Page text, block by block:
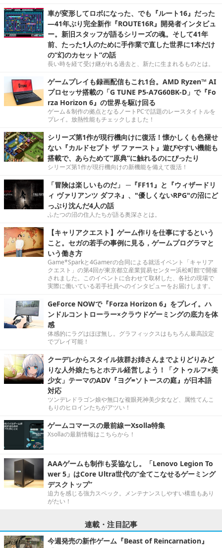
車が変形してロボになった、でも『ルート16』だった
―41年ぶり完全新作『ROUTE16R』開発者インタビュ
ー。新旧スタッフが語るシリーズの魂。そして41年
前、たった1人のために手作業で直した世界に1本だけ
の“幻のカセット”の話
長い時を経て受け継がれる過去と、新たに生まれるものとは。
ゲームプレイも録画配信もこれ1台。AMD Ryzen™ AI
プロセッサ搭載の「G TUNE P5-A7G60BK-D」で『Fo
rza Horizon 6』の世界を駆け回る
ゲーム＆制作の拠点となるノートPCで話題のレースタイトルを
プレイ。放熱性能もチェックしました！
シリーズ第1作が現行機向けに復活！懐かしくも色褪せ
ない『カルドセプト ザ ファースト』遊びやすい機能も
搭載で、あらためて“原典”に触れるのにぴったり
シリーズ第1作が現行機向けの新機能を備えて復活！
「冒険は楽しいものだ」 ─『FF11』と『ウィザードリ
ィ ヴァリアンツ ダフネ』、"優しくないRPG"の沼にど
っぷり沈んだ4人の話
ふたつの沼の住人たちが語る奥深さとは。
【キャリアクエスト】ゲーム作りを仕事にするという
こと。セガの若手の事例に見る，ゲームプログラマと
いう働き方
Game*Sparkと4Gamerの合同による就活イベント「キャリア
クエスト」の第4回が東京都立産業貿易センター浜松町館で開催
されました。このイベントに合わせて取材した、各社の現場で
実際に働いている若手社員へのインタビューをお届けします。
GeForce NOWで『Forza Horizon 6』をプレイ。ハ
ンドルコントローラー×クラウドゲーミングの底力を体
感
体感的にラグはほぼ無し。グラフィックスはもちろん最高設定
でプレイ可能！
クーデレからスタイル抜群お姉さんまでよりどりみど
りな人外娘たちとホテル経営しよう！「クトゥルフ×美
少女」テーマのADV『ヨグ=ソトースの庭』が日本語
対応
ツンデレドラゴン娘や無口な複眼死神美少女など、属性てんこ
もりのヒロインたちがアツい！
ゲームコマースの最前線ーXsolla特集
Xsollaの最新情報はこちらから！
AAAゲームも制作も妥協なし。「Lenovo Legion To
wer 5」はCore Ultra世代の“全てこなせるゲーミング
デスクトップ”
迫力を感じる強力スペック。メンテナンスしやすい構造もあり
がたい！
連載・注目記事
今週発売の新作ゲーム『Beast of Reincarnation』